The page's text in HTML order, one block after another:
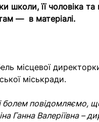
школи, її чоловіка
— в матеріалі.
місцевої
міськради.
болем повідомляємо,
Ганна Валеріївна –